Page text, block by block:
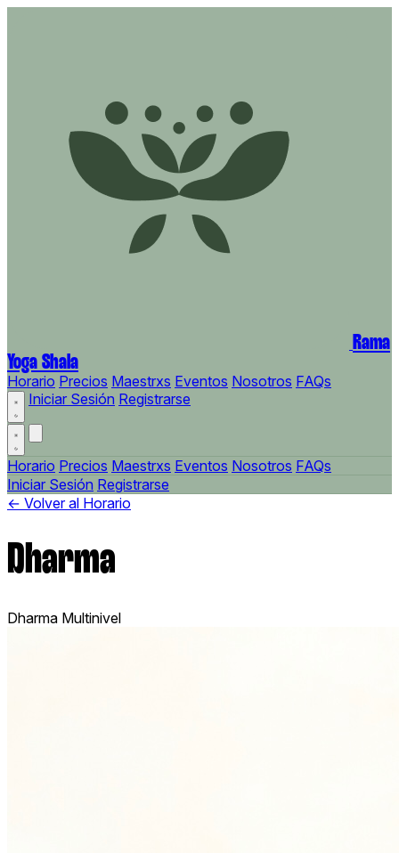
Rama
Yoga Shala
Horario Precios Maestrxs Eventos Nosotros FAQs
Iniciar Sesión Registrarse
Horario Precios Maestrxs Eventos Nosotros FAQs
Iniciar Sesión Registrarse
← Volver al Horario
Dharma
Dharma Multinivel